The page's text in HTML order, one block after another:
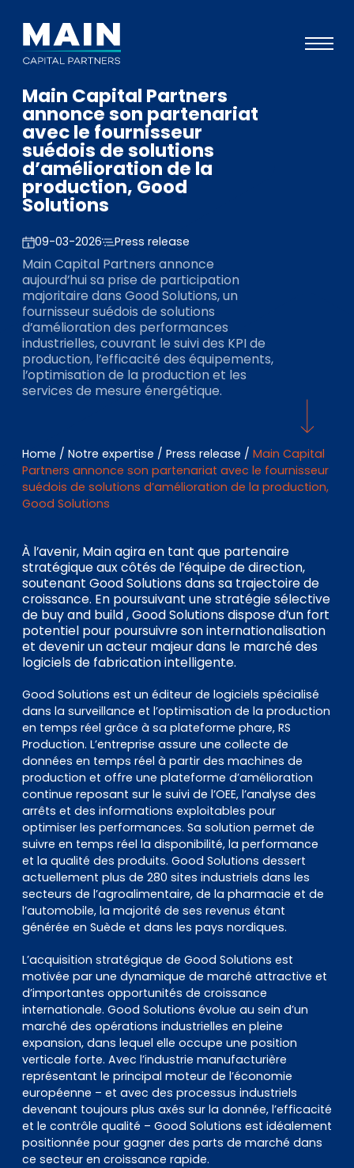
Portefeuille
Approche
Notre expertise
Événements
ESG
A propos de Main
L’équipe
EN DE FR
Connexion Pulse
Main Capital Partners
annonce son partenariat
avec le fournisseur
suédois de solutions
d’amélioration de la
production, Good
Solutions
09-03-2026 Press release
Main Capital Partners annonce
aujourd’hui sa prise de participation
majoritaire dans Good Solutions, un
fournisseur suédois de solutions
d’amélioration des performances
industrielles, couvrant le suivi des KPI de
production, l’efficacité des équipements,
l’optimisation de la production et les
services de mesure énergétique.
Home / Notre expertise / Press release / Main Capital
Partners annonce son partenariat avec le fournisseur
suédois de solutions d’amélioration de la production,
Good Solutions
À l’avenir, Main agira en tant que partenaire
stratégique aux côtés de l’équipe de direction,
soutenant Good Solutions dans sa trajectoire de
croissance. En poursuivant une stratégie sélective
de buy and build , Good Solutions dispose d’un fort
potentiel pour poursuivre son internationalisation
et devenir un acteur majeur dans le marché des
logiciels de fabrication intelligente.
Good Solutions est un éditeur de logiciels spécialisé
dans la surveillance et l’optimisation de la production
en temps réel grâce à sa plateforme phare, RS
Production. L’entreprise assure une collecte de
données en temps réel à partir des machines de
production et offre une plateforme d’amélioration
continue reposant sur le suivi de l’OEE, l’analyse des
arrêts et des informations exploitables pour
optimiser les performances. Sa solution permet de
suivre en temps réel la disponibilité, la performance
et la qualité des produits. Good Solutions dessert
actuellement plus de 280 sites industriels dans les
secteurs de l’agroalimentaire, de la pharmacie et de
l’automobile, la majorité de ses revenus étant
générée en Suède et dans les pays nordiques.
L’acquisition stratégique de Good Solutions est
motivée par une dynamique de marché attractive et
d’importantes opportunités de croissance
internationale. Good Solutions évolue au sein d’un
marché des opérations industrielles en pleine
expansion, dans lequel elle occupe une position
verticale forte. Avec l’industrie manufacturière
représentant le principal moteur de l’économie
européenne – et avec des processus industriels
devenant toujours plus axés sur la donnée, l’efficacité
et le contrôle qualité – Good Solutions est idéalement
positionnée pour gagner des parts de marché dans
ce secteur en croissance rapide.